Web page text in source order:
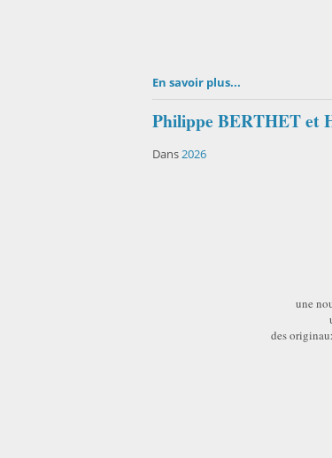
En savoir plus...
Philippe BERTHET et
Dans2026
une
des